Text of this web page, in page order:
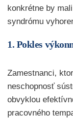
konkrétne by
syndrómu
1. Pokles
Zamestnanci,
neschopnosť
obvyklou
pracovného